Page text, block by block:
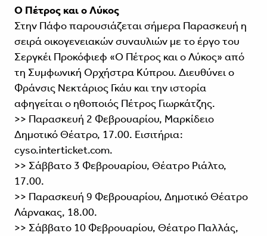
Ο Πέτρος και ο Λύκος
Στην Πάφο παρουσιάζεται σήμερα Παρασκευή η
σειρά οικογενειακών συναυλιών με το έργο του
Σεργκέι Προκόφιεφ «Ο Πέτρος και ο Λύκος» από
τη Συμφωνική Ορχήστρα Κύπρου. Διευθύνει ο
Φράνσις Νεκτάριος Γκάυ και την ιστορία
αφηγείται ο ηθοποιός Πέτρος Γιωρκάτζης.
>> Παρασκευή 2 Φεβρουαρίου, Μαρκίδειο
Δημοτικό Θέατρο, 17.00. Εισιτήρια:
cyso.interticket.com.
>> Σάββατο 3 Φεβρουαρίου, Θέατρο Ριάλτο,
17.00.
>> Παρασκευή 9 Φεβρουαρίου, Δημοτικό Θέατρο
Λάρνακας, 18.00.
>> Σάββατο 10 Φεβρουαρίου, Θέατρο Παλλάς,